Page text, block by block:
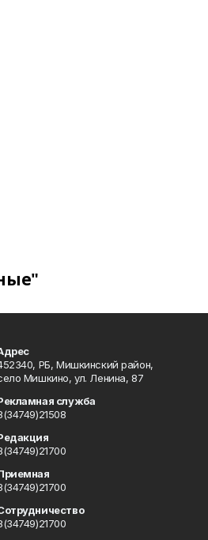
РБ, Мишкинский район,
Мишкино, ул. Ленина, 87
служба